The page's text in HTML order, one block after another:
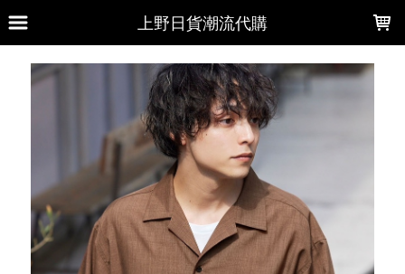
上野日貨潮流代購